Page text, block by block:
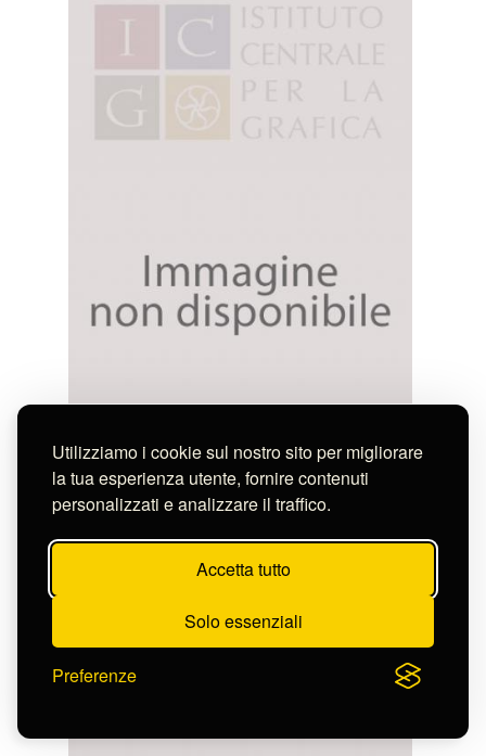
Utilizziamo i cookie sul nostro sito per migliorare
la tua esperienza utente, fornire contenuti
personalizzati e analizzare il traffico.
Accetta tutto
Solo essenziali
Preferenze
S-CL2312_10949